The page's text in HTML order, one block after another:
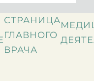
СТРАНИЦА
ГЛАВНОГО
ВРАЧА